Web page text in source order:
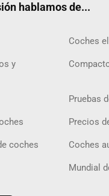
hablamos de...
Coches
y
Pruebas
Precios
coches Coches
Mundial